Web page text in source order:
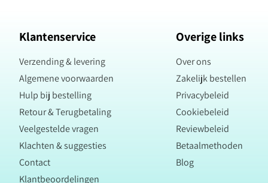
Klantenservice
Verzending & levering
Algemene voorwaarden
Hulp bij bestelling
Retour & Terugbetaling
Veelgestelde vragen
Klachten & suggesties
Contact
Klantbeoordelingen
Overige links
Over ons
Zakelijk bestellen
Privacybeleid
Cookiebeleid
Reviewbeleid
Betaalmethoden
Blog